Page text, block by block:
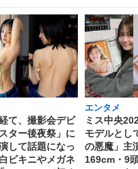
て、撮影会デビ
ター後夜祭」に
して話題になっ
ビキニやメガネ
エンタメ
ミス中央
モデルとし
の悪魔」主
169cm・9